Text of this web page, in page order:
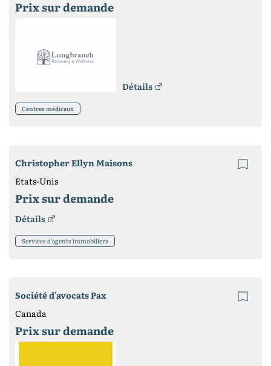
Prix ​​sur demande
Détails
Centres médicaux
Christopher Ellyn Maisons
Etats-Unis
Prix ​​sur demande
Détails
Services d'agents immobiliers
Société d'avocats Pax
Canada
Prix ​​sur demande